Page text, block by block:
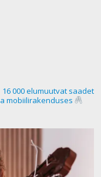
16 000 elumuutvat saadet
mobiilirakenduses